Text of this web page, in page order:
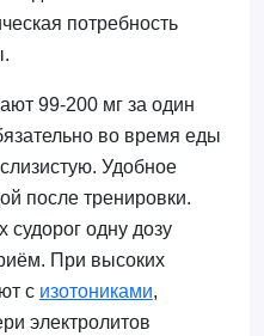
потребность
99-200 мг за один
во время еды
Удобное
после тренировки.
одну дозу
При высоких
с изотониками,
электролитов